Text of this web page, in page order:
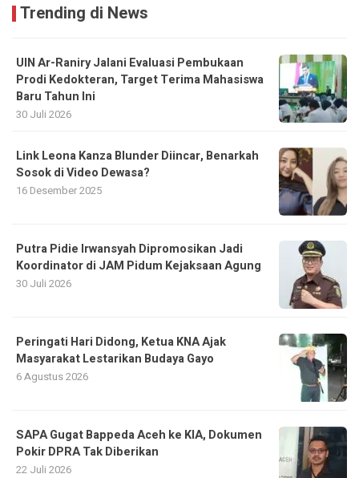
Trending di News
UIN Ar-Raniry Jalani Evaluasi Pembukaan
Prodi Kedokteran, Target Terima Mahasiswa
Baru Tahun Ini
30 Juli 2026
Link Leona Kanza Blunder Diincar, Benarkah
Sosok di Video Dewasa?
16 Desember 2025
Putra Pidie Irwansyah Dipromosikan Jadi
Koordinator di JAM Pidum Kejaksaan Agung
30 Juli 2026
Peringati Hari Didong, Ketua KNA Ajak
Masyarakat Lestarikan Budaya Gayo
6 Agustus 2026
SAPA Gugat Bappeda Aceh ke KIA, Dokumen
Pokir DPRA Tak Diberikan
22 Juli 2026